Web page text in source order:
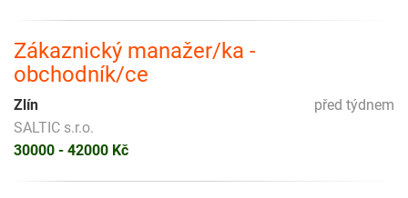
Zákaznický manažer/ka -
obchodník/ce
před týdnem
Zlín
SALTIC s.r.o.
30000 - 42000 Kč